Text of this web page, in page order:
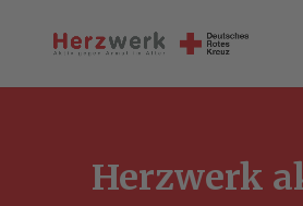
Herzwerk